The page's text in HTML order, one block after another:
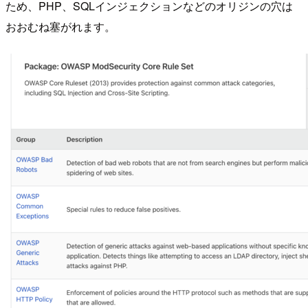
ため、PHP、SQLインジェクションなどのオリジンの穴は
おおむね塞がれます。